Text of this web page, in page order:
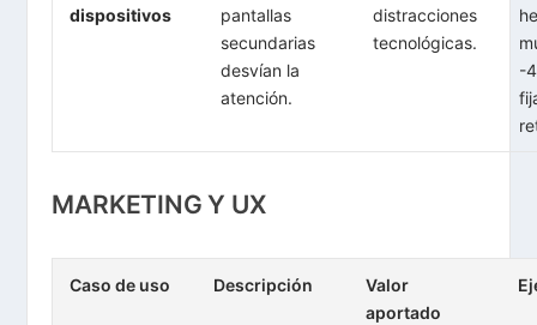
dispositivos
pantallas
secundarias
desvían la
atención.
distracciones
tecnológicas.
-
MARKETING Y UX
Caso de uso Descripción
Valor
aportado